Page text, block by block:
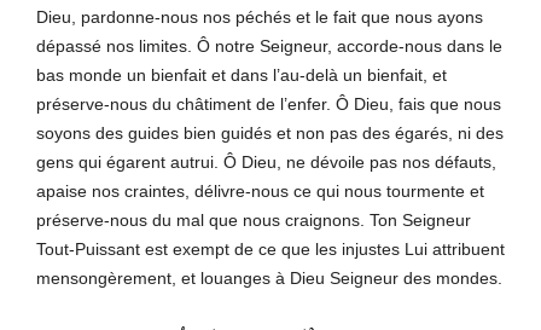
Dieu, pardonne-nous nos péchés et le fait que nous ayons
dépassé nos limites. Ô notre Seigneur, accorde-nous dans le
bas monde un bienfait et dans l’au-delà un bienfait, et
préserve-nous du châtiment de l’enfer. Ô Dieu, fais que nous
soyons des guides bien guidés et non pas des égarés, ni des
gens qui égarent autrui. Ô Dieu, ne dévoile pas nos défauts,
apaise nos craintes, délivre-nous ce qui nous tourmente et
préserve-nous du mal que nous craignons. Ton Seigneur
Tout-Puissant est exempt de ce que les injustes Lui attribuent
mensongèrement, et louanges à Dieu Seigneur des mondes.